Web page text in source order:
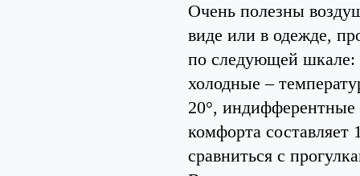
Очень полезны
виде или в одежде,
по следующей шкале:
холодные –
20°, индифферентные
комфорта
сравниться с